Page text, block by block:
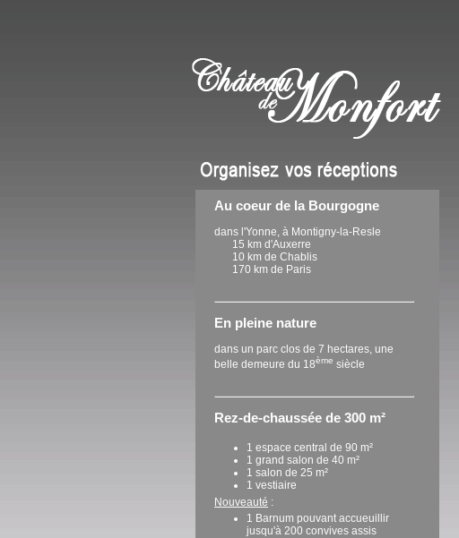
Au coeur de la Bourgogne
dans l'Yonne, à Montigny-la-Resle
15 km d'Auxerre
10 km de Chablis
170 km de Paris
En pleine nature
dans un parc clos de 7 hectares, une
belle demeure du 18ème siècle
Rez-de-chaussée de 300 m²
1 espace central de 90 m²
1 grand salon de 40 m²
1 salon de 25 m²
1 vestiaire
Nouveauté :
1 Barnum pouvant accueuillir
jusqu'à 200 convives assis